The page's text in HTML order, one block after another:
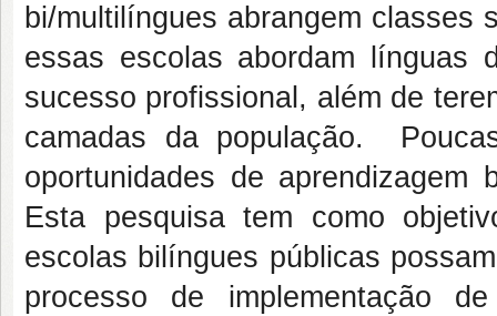
bi/multilíngues abrangem classes
essas escolas abordam línguas
sucesso profissional, além de
camadas da população.
oportunidades de
Esta pesquisa tem como
escolas bilíngues públicas
processo de implementação